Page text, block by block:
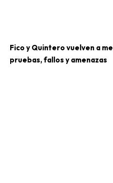
Fico y Quintero vuelven a
pruebas, fallos y amenazas